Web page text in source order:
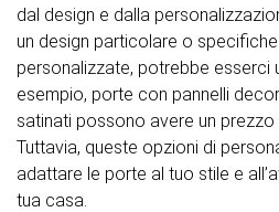
dal design e dalla
un design particolare o
personalizzate, potrebbe esserci
esempio, porte con pannelli
satinati possono avere un
Tuttavia, queste opzioni di
adattare le porte al tuo stile e
tua casa.